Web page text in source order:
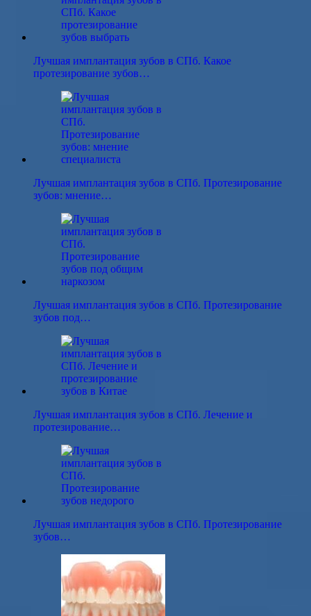
Лучшая имплантация зубов в СПб. Какое
протезирование зубов…
Лучшая имплантация зубов в СПб. Протезирование
зубов: мнение…
Лучшая имплантация зубов в СПб. Протезирование
зубов под…
Лучшая имплантация зубов в СПб. Лечение и
протезирование…
Лучшая имплантация зубов в СПб. Протезирование
зубов…